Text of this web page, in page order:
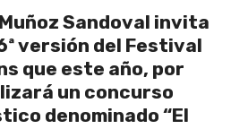
Sandoval invita
versión del Festival
que este año, por
un concurso
denominado “El